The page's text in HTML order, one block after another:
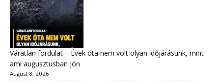
Váratlan fordulat – Évek óta nem volt olyan időjárásunk, mint
ami augusztusban jön
August 8, 2026